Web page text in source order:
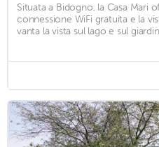
Situata a Bidogno, la Casa Mari
connessione WiFi gratuita e la
vanta la vista sul lago e sul